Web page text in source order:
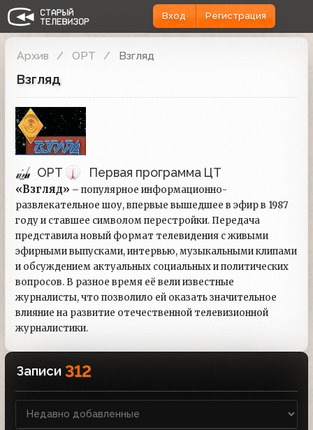
Вход Регистрация
Архив ОРТ Взгляд
Взгляд
ОРТ Первая программа ЦТ
«Взгляд» – популярное информационно-
развлекательное шоу, впервые вышедшее в эфир в 1987
году и ставшее символом перестройки. Передача
представила новый формат телевидения с живыми
эфирными выпусками, интервью, музыкальными клипами
и обсуждением актуальных социальных и политических
вопросов. В разное время её вели известные
журналисты, что позволило ей оказать значительное
влияние на развитие отечественной телевизионной
журналистики.
Записи 312